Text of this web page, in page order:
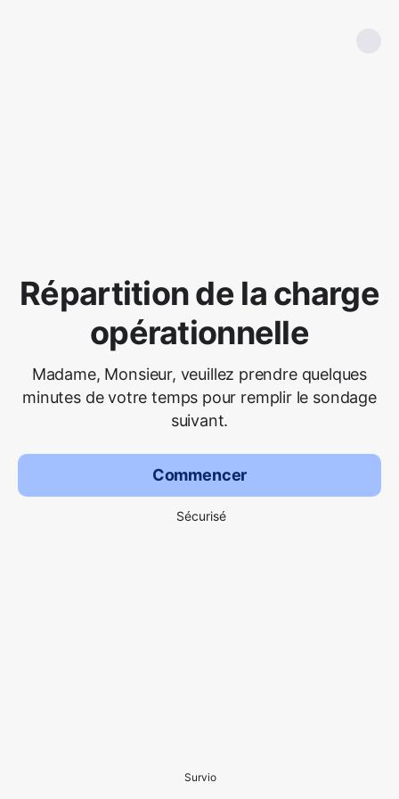
Répartition de la charge
opérationnelle
Madame, Monsieur, veuillez prendre quelques
minutes de votre temps pour remplir le sondage
suivant.
Commencer
Sécurisé
Survio